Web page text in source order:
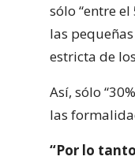
sólo “entre
las
estricta de
Así, sólo
las
“Por lo